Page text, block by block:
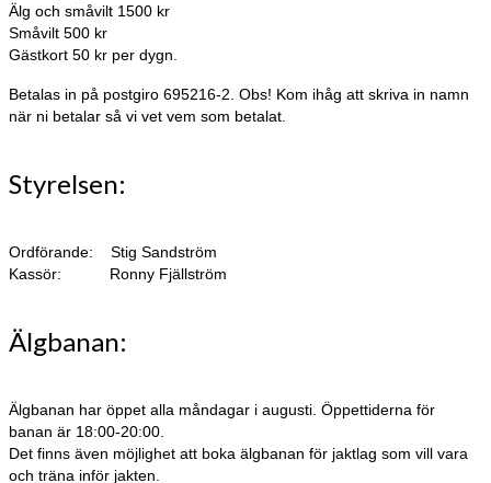
Älg och småvilt 1500 kr
Småvilt 500 kr
Gästkort 50 kr per dygn.
Betalas in på postgiro 695216-2. Obs! Kom ihåg att skriva in namn
när ni betalar så vi vet vem som betalat.
Styrelsen:
Ordförande: Stig Sandström
Kassör: Ronny Fjällström
Älgbanan:
Älgbanan har öppet alla måndagar i augusti. Öppettiderna för
banan är 18:00-20:00.
Det finns även möjlighet att boka älgbanan för jaktlag som vill vara
och träna inför jakten.